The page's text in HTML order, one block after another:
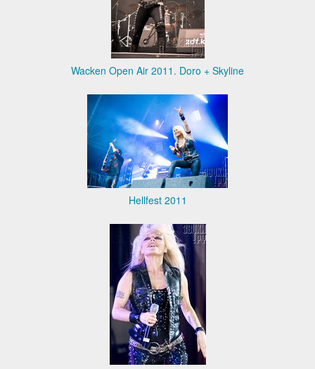
Wacken Open Air 2011. Doro + Skyline
Hellfest 2011